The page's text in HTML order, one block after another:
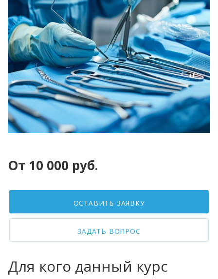
От 10 000 руб.
ОСТАВИТЬ ЗАЯВКУ
ЗАДАТЬ ВОПРОС
Для кого данный курс